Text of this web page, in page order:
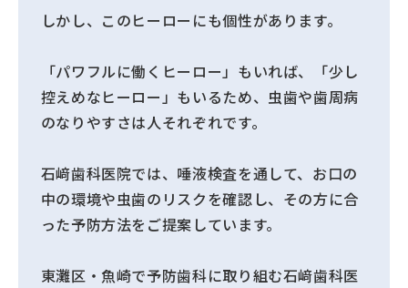
しかし、このヒーローにも個性があります。
「パワフルに働くヒーロー」もいれば、「少し
控えめなヒーロー」もいるため、虫歯や歯周病
のなりやすさは人それぞれです。
石﨑歯科医院では、唾液検査を通して、お口の
中の環境や虫歯のリスクを確認し、その方に合
った予防方法をご提案しています。
東灘区・魚崎で予防歯科に取り組む石﨑歯科医